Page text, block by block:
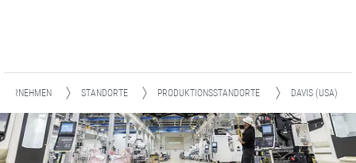
STANDORTE PRODUKTIONSSTANDORTE DAVIS (USA)